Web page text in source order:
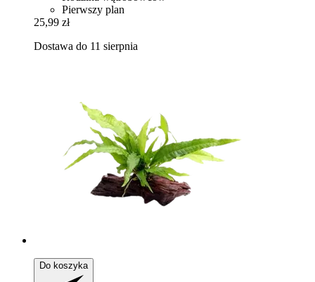
Pierwszy plan
25,99 zł
Dostawa do 11 sierpnia
Do koszyka